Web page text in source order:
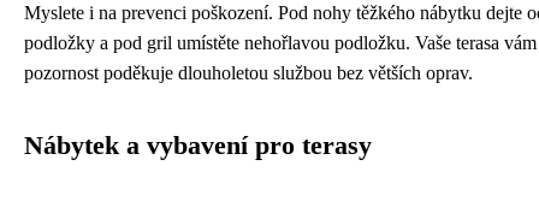
Myslete i na prevenci poškození. Pod nohy těžkého nábytku dejte
podložky a pod gril umístěte nehořlavou podložku. Vaše terasa
pozornost poděkuje dlouholetou službou bez větších oprav.
Nábytek a vybavení pro terasy